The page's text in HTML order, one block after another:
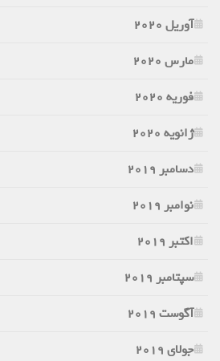
آوریل 2020
مارس 2020
فوریه 2020
ژانویه 2020
دسامبر 2019
نوامبر 2019
اکتبر 2019
سپتامبر 2019
آگوست 2019
جولای 2019